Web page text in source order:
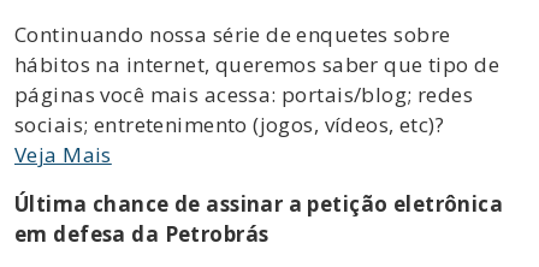
Continuando nossa série de enquetes sobre
hábitos na internet, queremos saber que tipo de
páginas você mais acessa: portais/blog; redes
sociais; entretenimento (jogos, vídeos, etc)?
Veja Mais
Última chance de assinar a petição eletrônica
em defesa da Petrobrás